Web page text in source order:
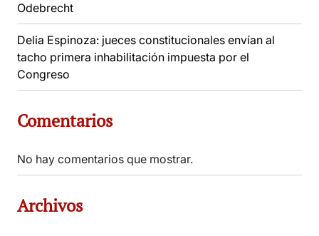
Odebrecht
Delia Espinoza: jueces constitucionales envían al
tacho primera inhabilitación impuesta por el
Congreso
Comentarios
No hay comentarios que mostrar.
Archivos